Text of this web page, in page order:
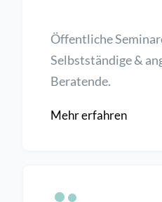
Öffentliche
Selbstständige &
Beratende.
Mehr erfahren